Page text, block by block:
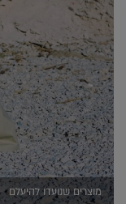
מוצרים שנועדו להיעלם